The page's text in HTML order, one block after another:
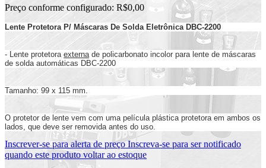
Preço conforme configurado: R$0,00
Lente Protetora P/ Máscaras De Solda Eletrônica DBC-2200
- Lente protetora externa de policarbonato incolor para lente de máscaras
de solda automáticas DBC-2200
Tamanho: 99 x 115 mm.
O protetor de lente vem com uma película plástica protetora em ambos os
lados, que deve ser removida antes do uso.
Inscrever-se para alerta de preço Inscreva-se para ser notificado
quando este produto voltar ao estoque